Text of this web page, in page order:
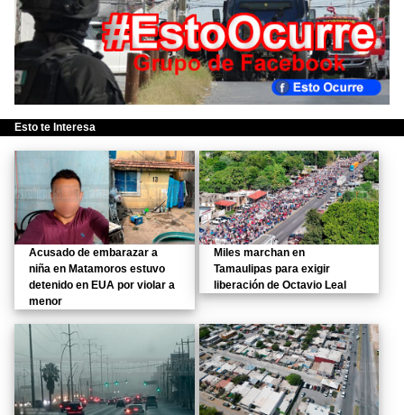
Esto te Interesa
Acusado de embarazar a
niña en Matamoros estuvo
detenido en EUA por violar a
menor
Miles marchan en
Tamaulipas para exigir
liberación de Octavio Leal